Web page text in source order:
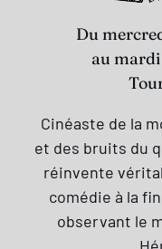
Du
au
Cinéaste de la
et des bruits du
réinvente
comédie à la
observant le